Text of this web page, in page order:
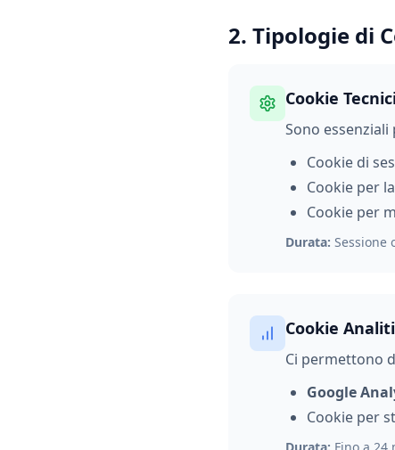
2. Tipologie di
Cookie
Sono
Cookie di
Cookie per
Cookie per
Durata: Sessione
Cookie
Ci permettono
Google
Cookie per